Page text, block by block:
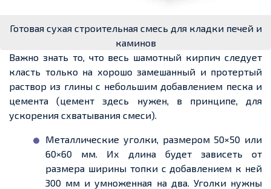
Готовая сухая строительная смесь для кладки печей и
каминов
Важно знать то, что весь шамотный кирпич следует
класть только на хорошо замешанный и протертый
раствор из глины с небольшим добавлением песка и
цемента (цемент здесь нужен, в принципе, для
ускорения схватывания смеси).
Металлические уголки, размером 50×50 или
60×60 мм. Их длина будет зависеть от
размера ширины топки с добавлением к ней
300 мм и умноженная на два. Уголки нужны